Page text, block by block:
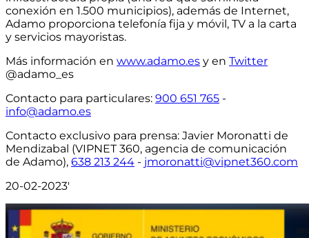
conexión en 1.500 municipios), además de Internet,
Adamo proporciona telefonía fija y móvil, TV a la carta
y servicios mayoristas.
Más información en www.adamo.es y en Twitter
@adamo_es
Contacto para particulares: 900 651 765 -
info@adamo.es
Contacto exclusivo para prensa: Javier Moronatti de
Mendizabal (VIPNET 360, agencia de comunicación
de Adamo), 638 213 244 - jmoronatti@vipnet360.com
20-02-2023'